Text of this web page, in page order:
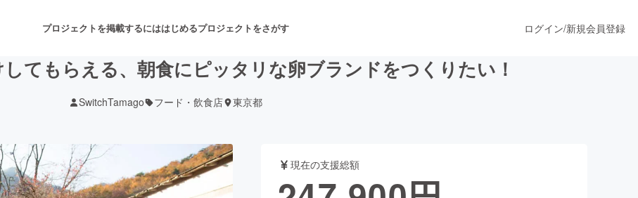
プロジェクトを掲載するにははじめるプロジェクトをさがす
音楽 舞台・パフォーマンス
ログイン/新規会員登録
てもらえる、朝食にピッタリな卵ブランドをつくりたい！
SwitchTamago フード・飲食店 東京都
現在の支援総額